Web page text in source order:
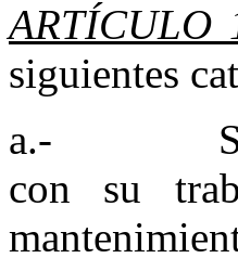
ARTÍCULO
siguientes
a.-
con su